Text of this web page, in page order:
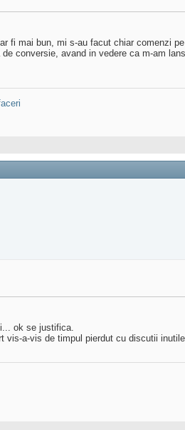
fi mai bun, mi s-au facut chiar comenzi
conversie, avand in vedere ca m-am
ok se justifica.
vis-a-vis de timpul pierdut cu discutii